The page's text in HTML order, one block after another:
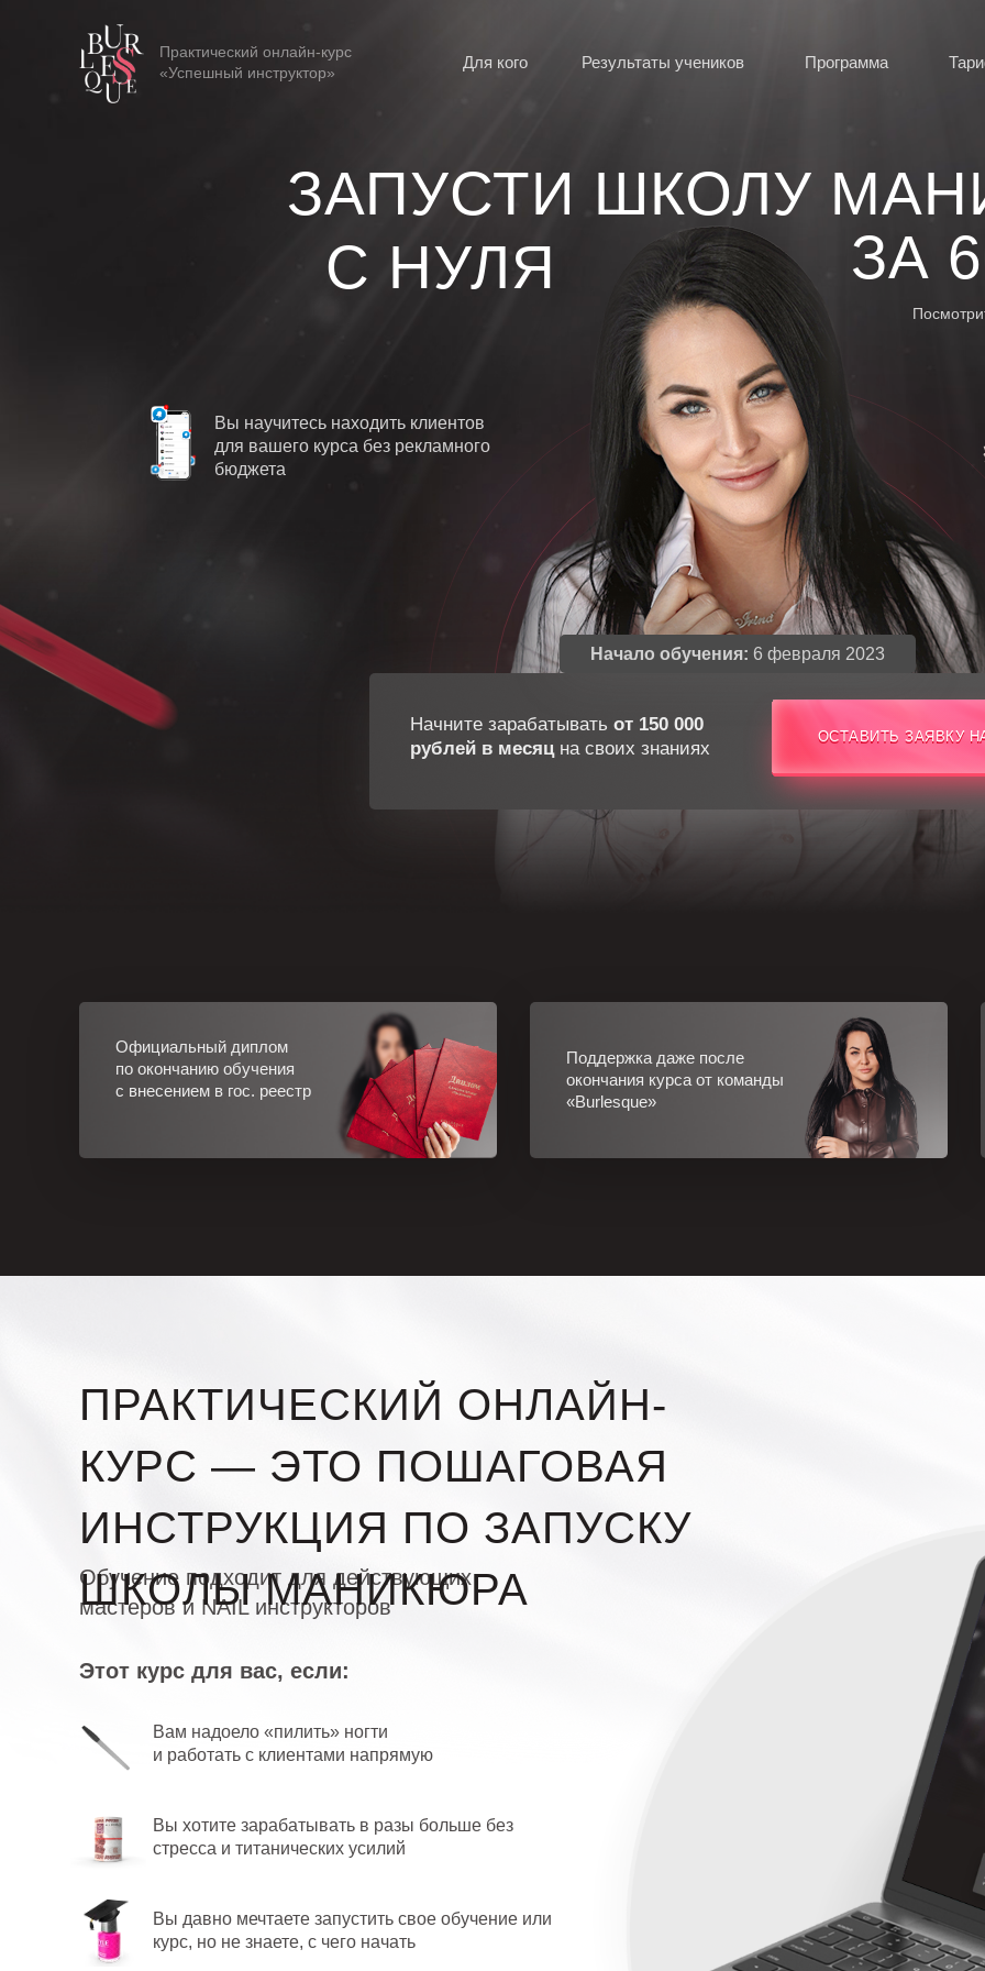
С НУЛЯ ЗА
ЗАПУСТИ ШКОЛУ
Практический онлайн-курс
«Успешный инструктор»
Начните зарабатывать от 150 000
рублей в месяцна своих знаниях
Начало обучения: 6 февраля 2023
Вы научитесь находить клиентов
для вашего курса без рекламного
бюджета
Для кого Результаты учеников Программа
ОСТАВИТЬ ЗАЯВКУ
ОСТАВИТЬ ЗАЯВКУ
Официальный диплом
по окончанию обучения
с внесением в гос. реестр
Поддержка даже после
окончания курса от команды
«Burlesque»
ПРАКТИЧЕСКИЙ ОНЛАЙН-
КУРС — ЭТО ПОШАГОВАЯ
ИНСТРУКЦИЯ ПО ЗАПУСКУ
ШКОЛЫ МАНИКЮРА
Вам надоело «пилить» ногти
и работать с клиентами напрямую
Обучение подходит для действующих
мастеров и NAIL инструкторов
Этот курс для вас, если:
Вы хотите зарабатывать в разы больше без
стресса и титанических усилий
Вы давно мечтаете запустить свое обучение или
курс, но не знаете, с чего начать